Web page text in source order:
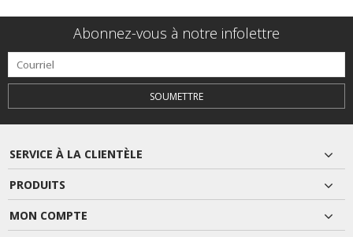
Abonnez-vous à notre infolettre
SOUMETTRE
SERVICE À LA CLIENTÈLE
PRODUITS
MON COMPTE